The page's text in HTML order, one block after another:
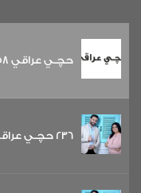
حچـي عراقي 58
236 حچـي عراقي